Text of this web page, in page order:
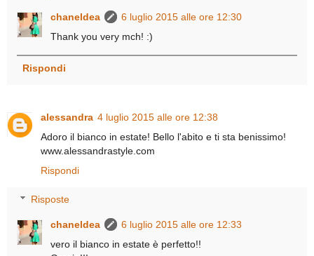
chaneldea
6 luglio 2015 alle ore 12:30
Thank you very mch! :)
Rispondi
alessandra 4 luglio 2015 alle ore 12:38
Adoro il bianco in estate! Bello l'abito e ti sta benissimo!
www.alessandrastyle.com
Rispondi
Risposte
chaneldea
6 luglio 2015 alle ore 12:33
vero il bianco in estate è perfetto!!